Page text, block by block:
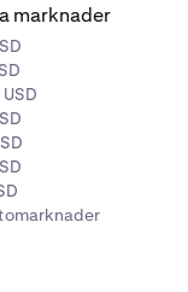
över
låga toner.
smalt
lämnar både
marknader